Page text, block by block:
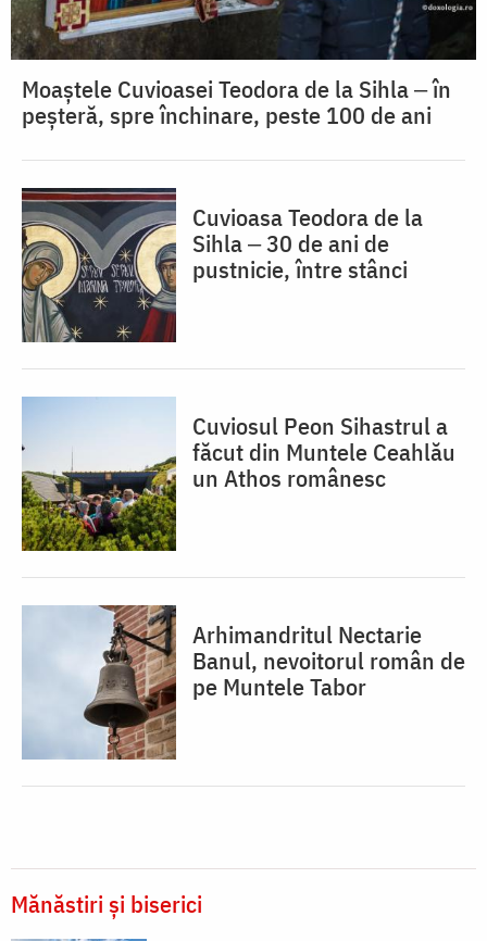
Moaștele Cuvioasei Teodora de la Sihla ‒ în
peșteră, spre închinare, peste 100 de ani
Cuvioasa Teodora de la
Sihla ‒ 30 de ani de
pustnicie, între stânci
Cuviosul Peon Sihastrul a
făcut din Muntele Ceahlău
un Athos românesc
Arhimandritul Nectarie
Banul, nevoitorul român de
pe Muntele Tabor
Mănăstiri și biserici